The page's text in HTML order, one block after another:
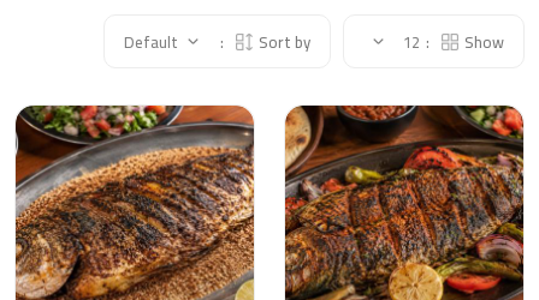
Show:
12
Sort by:
Default